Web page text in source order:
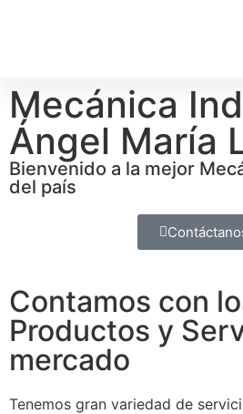
Mecánica
Ángel María
Bienvenido a la mejor
del país
Contamos con
Productos y
mercado
Tenemos gran variedad de